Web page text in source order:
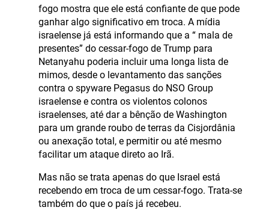
fogo mostra que ele está confiante de que pode
ganhar algo significativo em troca. A mídia
israelense já está informando que a “ mala de
presentes” do cessar-fogo de Trump para
Netanyahu poderia incluir uma longa lista de
mimos, desde o levantamento das sanções
contra o spyware Pegasus do NSO Group
israelense e contra os violentos colonos
israelenses, até dar a bênção de Washington
para um grande roubo de terras da Cisjordânia
ou anexação total, e permitir ou até mesmo
facilitar um ataque direto ao Irã.
Mas não se trata apenas do que Israel está
recebendo em troca de um cessar-fogo. Trata-se
também do que o país já recebeu.